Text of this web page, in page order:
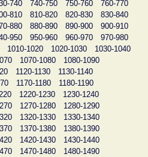
740 740-750 750-760
760-770
810 810-820 820-830
830-840
880 880-890 890-900
900-910
950 950-960 960-970
970-980
1010-1020 1020-1030
1030-1040
1070-1080
1080-1090
1120-1130
1130-1140
1170-1180
1180-1190
1220-1230
1230-1240
1270-1280
1280-1290
1320-1330
1330-1340
1370-1380
1380-1390
1420-1430
1430-1440
1470-1480
1480-1490